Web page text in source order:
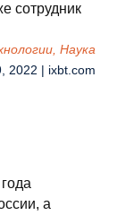
сотрудник
Наука
2022 | ixbt.com
а